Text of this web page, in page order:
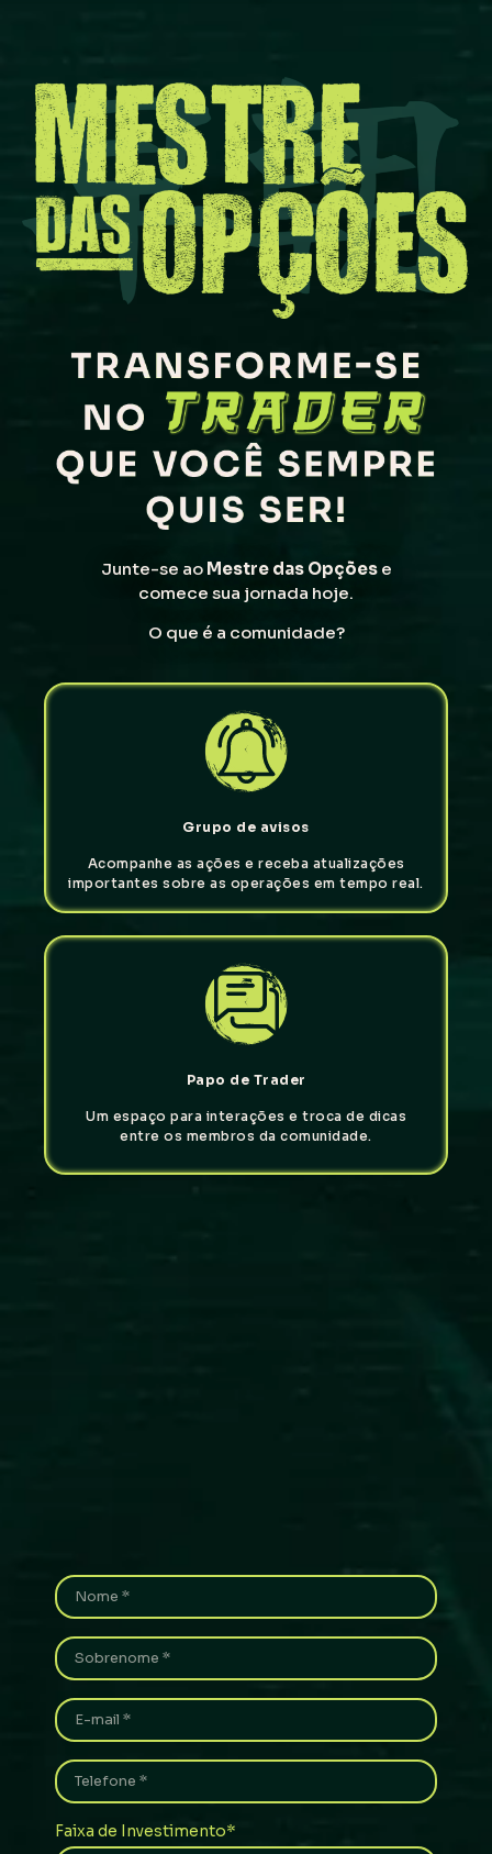
Junte-se ao Mestre das Opçõese
comece sua jornada hoje.
O que é a comunidade?
Grupo de avisos
Acompanhe as ações e receba atualizações
importantes sobre as operações em tempo real.
Papo de Trader
Um espaço para interações e troca de dicas
entre os membros da comunidade.
Faixa de Investimento*